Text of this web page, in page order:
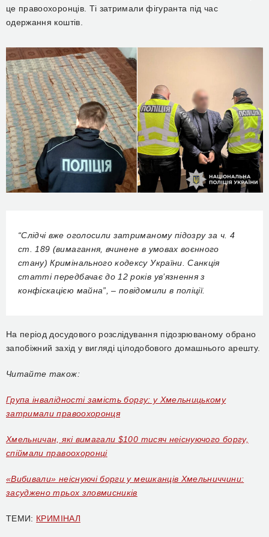
це правоохоронців. Ті затримали фігуранта під час
одержання коштів.
“Слідчі вже оголосили затриманому підозру за ч. 4
ст. 189 (вимагання, вчинене в умовах воєнного
стану) Кримінального кодексу України. Санкція
статті передбачає до 12 років ув’язнення з
конфіскацією майна”, – повідомили в поліції.
На період досудового розслідування підозрюваному обрано
запобіжний захід у вигляді цілодобового домашнього арешту.
Читайте також:
Група інвалідності замість боргу: у Хмельницькому
затримали правоохоронця
Хмельничан, які вимагали $100 тисяч неіснуючого боргу,
спіймали правоохоронці
«Вибивали» неіснуючі борги у мешканців Хмельниччини:
засуджено трьох зловмисників
ТЕМИ: КРИМІНАЛ